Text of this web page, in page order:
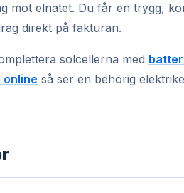
mot elnätet. Du får en trygg,
direkt på fakturan.
solcellerna med
online så ser en behörig